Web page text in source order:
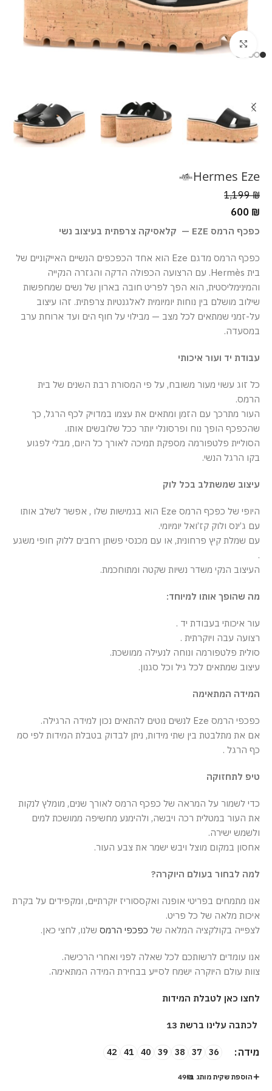
מסך מלא
Hermes Eze
1,199₪
600 ₪
כפכף הרמס EZE — קלאסיקה צרפתית בעיצוב נשי
כפכף הרמס מדגם Eze הוא אחד הכפכפים הנשיים האייקוניים של
בית Hermès. עם הרצועה הכפולה הדקה והגזרה הנקייה
והמינימליסטית, הוא הפך לפריט חובה בארון של נשים שמחפשות
שילוב מושלם בין נוחות יומיומית לאלגנטיות צרפתית. זהו עיצוב
על-זמני שמתאים לכל מצב — מבילוי על חוף הים ועד ארוחת ערב
במסעדה.
עבודת יד ועור איכותי
כל זוג עשוי מעור משובח, על פי המסורת רבת השנים של בית
הרמס.
העור מתרכך עם הזמן ומתאים את עצמו במדויק לכף הרגל, כך
שהכפכף הופך נוח ופרסונלי יותר ככל שלובשים אותו.
הסוליית פלטפורמה מספקת תמיכה לאורך כל היום, מבלי לפגוע
בקו הרגל הנשי.
עיצוב שמשתלב בכל לוק
היופי של כפכף הרמס Eze הוא בגמישות שלו , אפשר לשלב אותו
עם ג’ינס ולוק קז’ואל יומיומי.
עם שמלת קיץ פרחונית, או עם מכנסי פשתן רחבים ללוק חופי משגע
.
העיצוב הנקי משדר נשיות שקטה ומתוחכמת.
מה שהופך אותו למיוחד:
עור איכותי בעבודת יד .
רצועה עבה ויוקרתית .
סולית פלטפורמה ונוחה לנעילה ממושכת.
עיצוב שמתאים לכל גיל וכל סגנון.
המידה המתאימה
כפכפי הרמס Eze לנשים נוטים להתאים נכון למידה הרגילה.
אם את מתלבטת בין שתי מידות, ניתן לבדוק בטבלת המידות לפי סמ
כף הרגל .
טיפ לתחזוקה
כדי לשמור על המראה של כפכף הרמס לאורך שנים, מומלץ לנקות
את העור במטלית רכה ויבשה, ולהימנע מחשיפה ממושכת למים
ולשמש ישירה.
אחסון במקום מוצל ויבש ישמר את צבע העור.
למה לבחור בעולם היוקרה?
אנו מתמחים בפריטי אופנה ואקססוריז יוקרתיים, ומקפידים על בקרת
איכות מלאה של כל פריט.
לצפייה בקולקציה המלאה של כפכפי הרמס שלנו, לחצי כאן.
אנו עומדים לרשותכם לכל שאלה לפני ואחרי הרכישה.
צוות עולם היוקרה ישמח לסייע בבחירת המידה המתאימה.
לחצו כאן לטבלת המידות
לכתבה עלינו ברשת 13
מידה 36
37
38
39
40
41
42
הוספת שקית מותג ב-49₪